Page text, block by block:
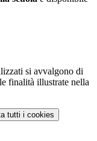
si avvalgono di
finalità illustrate nella
tutti i cookies